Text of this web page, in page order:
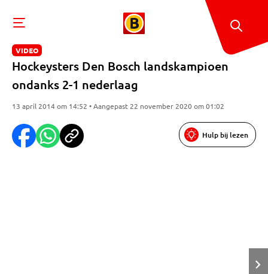
VIDEO
Hockeysters Den Bosch landskampioen
ondanks 2-1 nederlaag
13 april 2014 om 14:52 • Aangepast 22 november 2020 om 01:02
Hulp bij lezen